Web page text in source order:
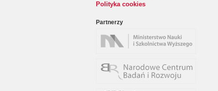
Polityka cookies
Partnerzy